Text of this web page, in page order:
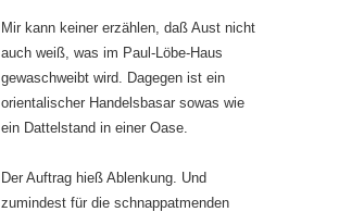
Mir kann keiner erzählen, daß Aust nicht
auch weiß, was im Paul-Löbe-Haus
gewaschweibt wird. Dagegen ist ein
orientalischer Handelsbasar sowas wie
ein Dattelstand in einer Oase.
Der Auftrag hieß Ablenkung. Und
zumindest für die schnappatmenden